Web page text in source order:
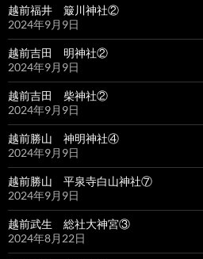
越前福井 簸川神社②
2024年9月9日
越前吉田 明神社②
2024年9月9日
越前吉田 柴神社②
2024年9月9日
越前勝山 神明神社④
2024年9月9日
越前勝山 平泉寺白山神社⑦
2024年9月9日
越前武生 総社大神宮③
2024年8月22日